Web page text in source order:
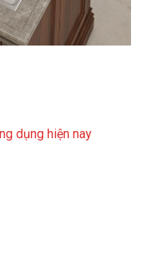
dụng hiện nay